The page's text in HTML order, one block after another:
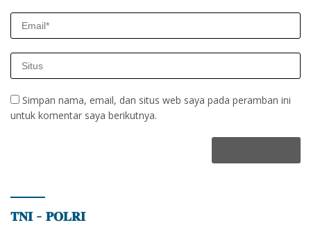
Simpan nama, email, dan situs web saya pada peramban ini
untuk komentar saya berikutnya.
𝐓𝐍𝐈 – 𝐏𝐎𝐋𝐑𝐈